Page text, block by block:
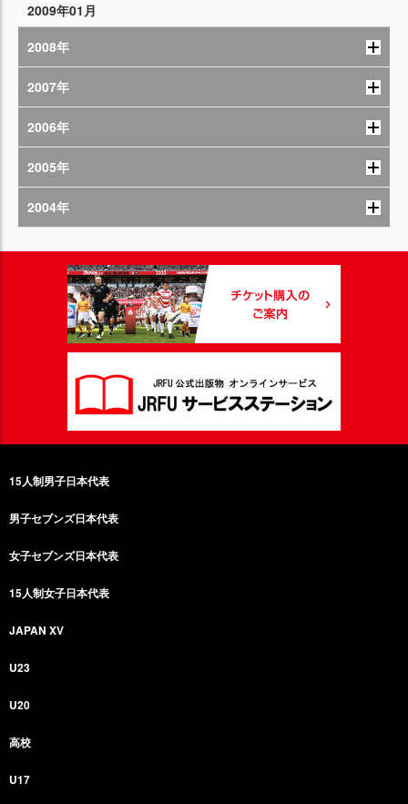
2009年01月
2008年
2007年
2006年
2005年
2004年
15人制男子日本代表
男子セブンズ日本代表
女子セブンズ日本代表
15人制女子日本代表
JAPAN XV
U23
U20
高校
U17